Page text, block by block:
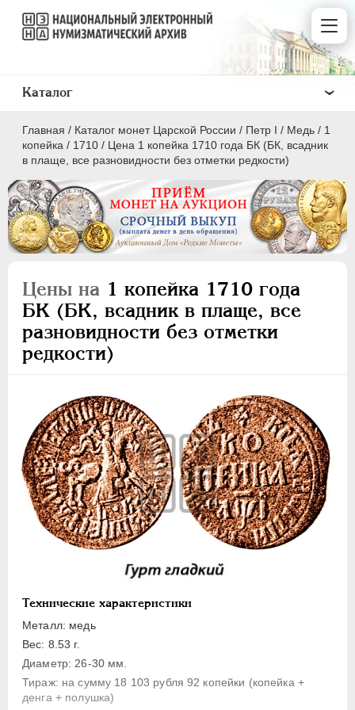
Главная / Каталог монет Царской России / Пeтр I / Медь / 1
копейка / 1710 / Цена 1 копейка 1710 года БК (БК, всадник
в плаще, все разновидности без отметки редкости)
Цены на 1 копейка 1710 года
БК (БК, всадник в плаще, все
разновидности без отметки
редкости)
Технические характеристики
Металл: медь
Вес: 8.53 г.
Диаметр: 26-30 мм.
Тираж: на сумму 18 103 рубля 92 копейки (копейка +
денга + полушка)
Каталог
ПEТР I 1699 - 1725
Серебро
Медь
5 копеек
1 копейка
Полушка
Полполушки
Пробные
Для Речи Посполитой
Монетовидные жетоны
ЕКАТЕРИНА I 1725-1727
1727-1729
АННА ИОАННОВНА 1730-1740
ИОАНН АНТОНОВИЧ 1740-1741
ЕЛИЗАВЕТА
ПЕТР III 1762-1762
ЕКАТЕРИНА II 1762-1796
ПАВЕЛ I 1796-1801